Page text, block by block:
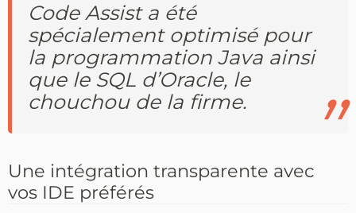
Code Assist a été
spécialement optimisé pour
la programmation Java ainsi
que le SQL d’Oracle, le
chouchou de la firme.
Une intégration transparente avec
vos IDE préférés